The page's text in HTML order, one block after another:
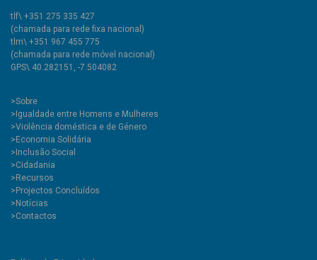
tlf\ +351 275 335 427
(chamada para rede fixa nacional)
tlm\ +351 967 455 775
(chamada para rede móvel nacional)
GPS\ 40.282151, -7.504082
>Sobre
>Igualdade entre Homens e Mulheres
>Violência doméstica e de Género
>Economia Solidária
>Inclusão Social
>Cidadania
>Recursos
>Projectos Concluídos
>Notícias
>Contactos